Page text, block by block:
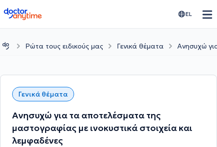
doctoranytime EL
Ρώτα τους ειδικούς μας Γενικά θέματα Ανησυχώ
Γενικά θέματα
Ανησυχώ για τα αποτελέσματα της
μαστογραφίας με ινοκυστικά στοιχεία και
λεμφαδένες